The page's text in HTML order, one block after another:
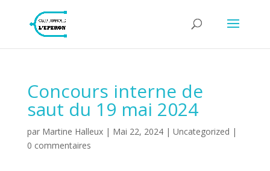
Concours interne de
saut du 19 mai 2024
par Martine Halleux| Mai 22, 2024| Uncategorized |
0 commentaires